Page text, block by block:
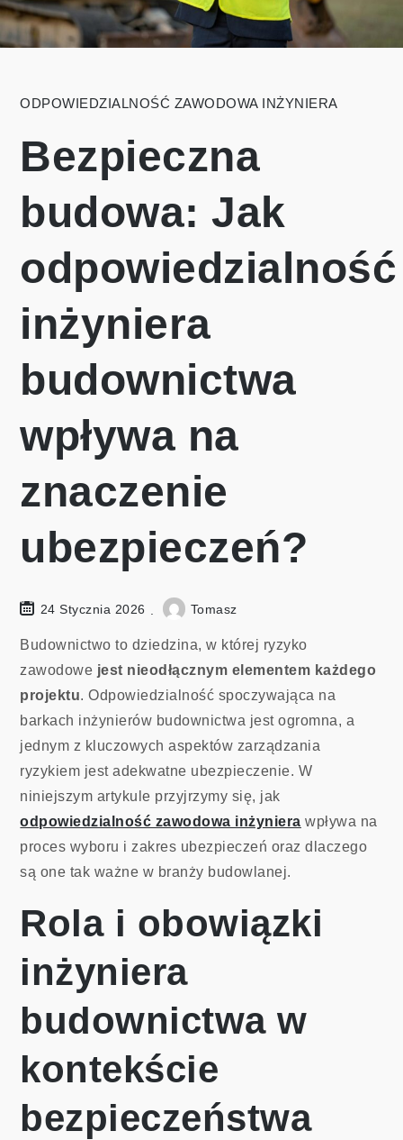
ODPOWIEDZIALNOŚĆ ZAWODOWA INŻYNIERA
Bezpieczna
budowa: Jak
odpowiedzialność
inżyniera
budownictwa
wpływa na
znaczenie
ubezpieczeń?
24 Stycznia 2026 Tomasz
Budownictwo to dziedzina, w której ryzyko
zawodowe jest nieodłącznym elementem każdego
projektu. Odpowiedzialność spoczywająca na
barkach inżynierów budownictwa jest ogromna, a
jednym z kluczowych aspektów zarządzania
ryzykiem jest adekwatne ubezpieczenie. W
niniejszym artykule przyjrzymy się, jak
odpowiedzialność zawodowa inżyniera wpływa na
proces wyboru i zakres ubezpieczeń oraz dlaczego
są one tak ważne w branży budowlanej.
Rola i obowiązki
inżyniera
budownictwa w
kontekście
bezpieczeństwa